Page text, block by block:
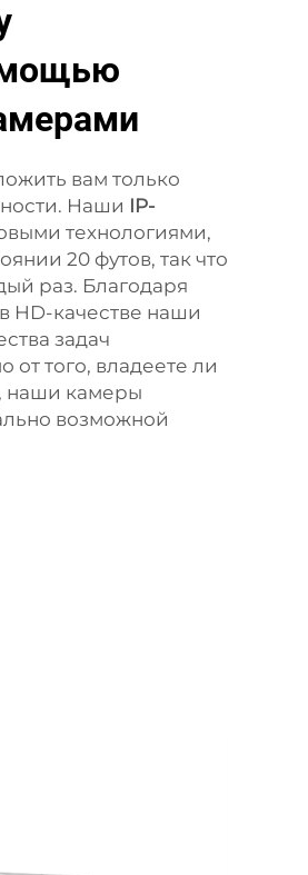
вам только
Наши IP-
технологиями,
20 футов, так что
раз. Благодаря
HD-качестве наши
задач
от того, владеете ли
наши камеры
возможной